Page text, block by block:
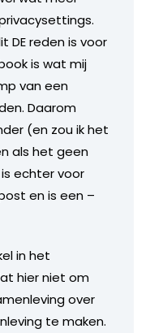
DE reden is voor
is wat mij
van een
Daarom
(en zou ik het
als het geen
echter voor
en is een –
in het
hier niet om
over
te maken.